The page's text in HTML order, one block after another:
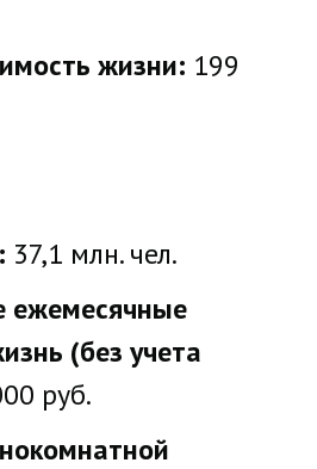
жизни: 199
37,1 млн. чел.
ежемесячные
(без учета
руб.